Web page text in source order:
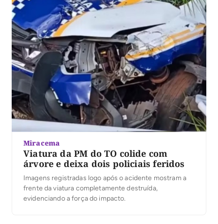
Miracema
Viatura da PM do TO colide com
árvore e deixa dois policiais feridos
Imagens registradas logo após o acidente mostram a
frente da viatura completamente destruída,
evidenciando a força do impacto.